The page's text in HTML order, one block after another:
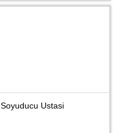
Soyuducu Ustasi